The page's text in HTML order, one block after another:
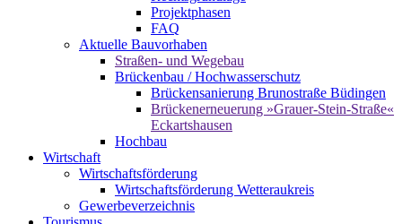
Projektphasen
FAQ
Aktuelle Bauvorhaben
Straßen- und Wegebau
Brückenbau / Hochwasserschutz
Brückensanierung Brunostraße Büdingen
Brückenerneuerung »Grauer-Stein-Straße«
Eckartshausen
Hochbau
Wirtschaft
Wirtschaftsförderung
Wirtschaftsförderung Wetteraukreis
Gewerbeverzeichnis